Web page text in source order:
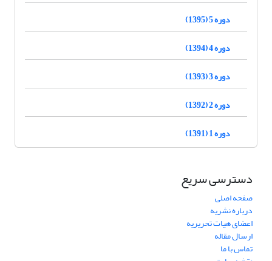
دوره 5 (1395)
دوره 4 (1394)
دوره 3 (1393)
دوره 2 (1392)
دوره 1 (1391)
دسترسی سریع
صفحه اصلی
درباره نشریه
اعضای هیات تحریریه
ارسال مقاله
تماس با ما